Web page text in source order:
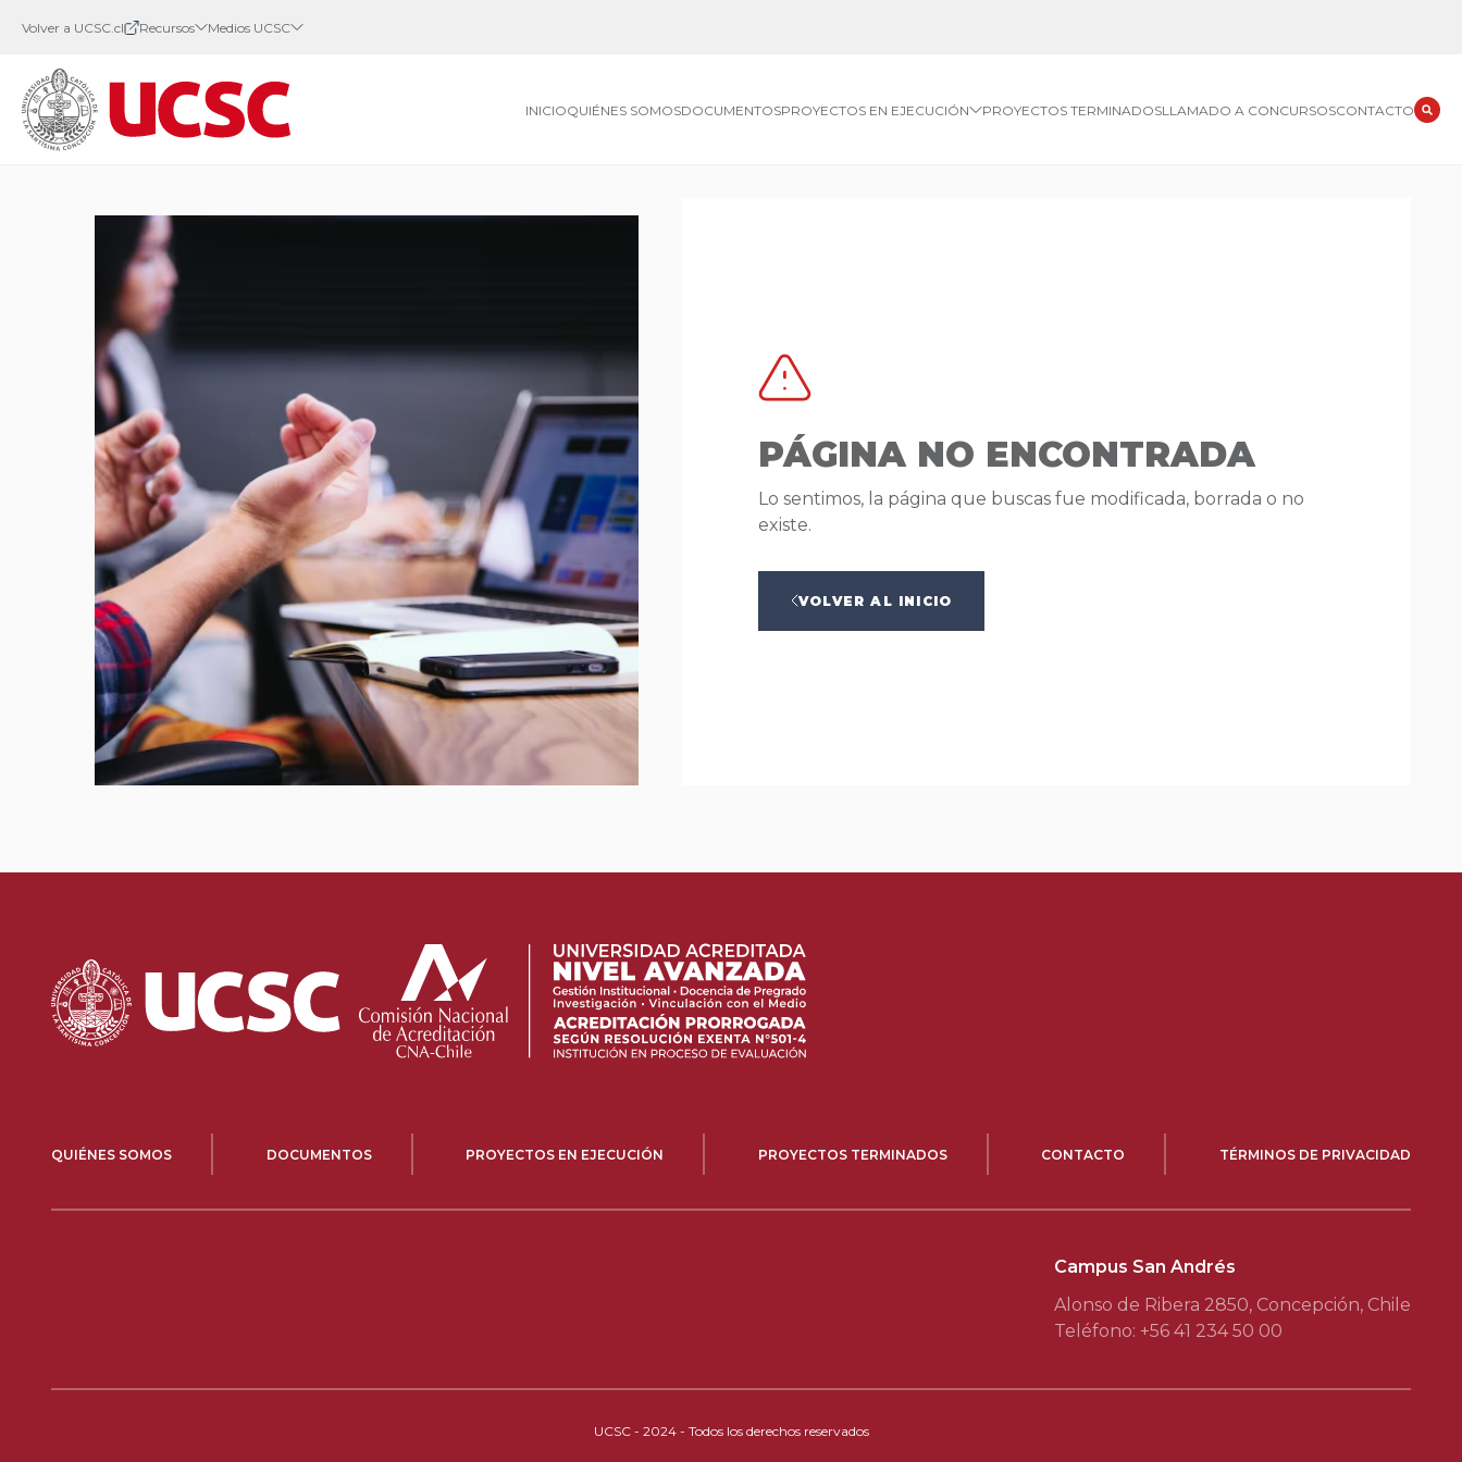
Volver a UCSC.cl Recursos Medios UCSC
INICIOQUIÉNES SOMOSDOCUMENTOSPROYECTOS EN EJECUCIÓN PROYECTOS TERMINADOSLLAMADO A CONCURSOSCONTACTO
PÁGINA NO ENCONTRADA
Lo sentimos, la página que buscas fue modificada, borrada o no
existe.
VOLVER AL INICIO
QUIÉNES SOMOS DOCUMENTOS PROYECTOS EN EJECUCIÓN PROYECTOS TERMINADOS CONTACTO TÉRMINOS DE PRIVACIDAD
Campus San Andrés
Alonso de Ribera 2850, Concepción, Chile
Teléfono: +56 41 234 50 00
UCSC - 2024 - Todos los derechos reservados